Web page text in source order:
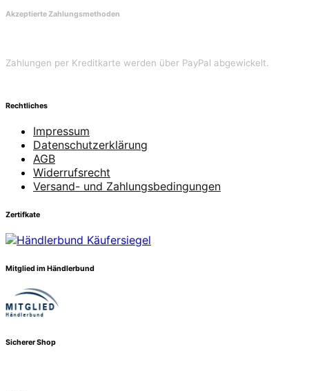
Akzeptierte Zahlungsmethoden
Zahlungen per Kreditkarte werden über PayPal abgewickelt.
Rechtliches
Impressum
Datenschutzerklärung
AGB
Widerrufsrecht
Versand- und Zahlungsbedingungen
Zertifkate
Mitglied im Händlerbund
Sicherer Shop